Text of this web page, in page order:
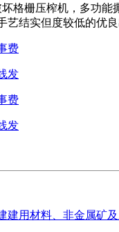
格栅压榨机，多功
结实但度较低的优
费
发
费
发
用材料、非金属矿